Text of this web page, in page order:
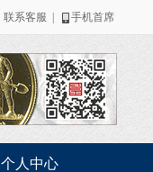
联系客服 手机首席
个人中心